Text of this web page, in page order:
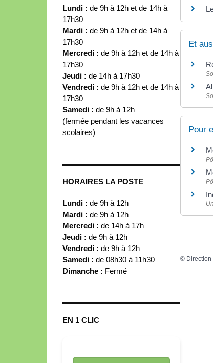
Lundi : de 9h à 12h et de 14h à
17h30
Mardi : de 9h à 12h et de 14h à
17h30
Mercredi : de 9h à 12h et de 14h à
17h30
Jeudi : de 14h à 17h30
Vendredi : de 9h à 12h et de 14h à
17h30
Samedi : de 9h à 12h
(fermée pendant les vacances
scolaires)
HORAIRES LA POSTE
Lundi : de 9h à 12h
Mardi : de 9h à 12h
Mercredi : de 14h à 17h
Jeudi : de 9h à 12h
Vendredi : de 9h à 12h
Samedi : de 08h30 à 11h30
Dimanche : Fermé
EN 1 CLIC
Et
Pour
©